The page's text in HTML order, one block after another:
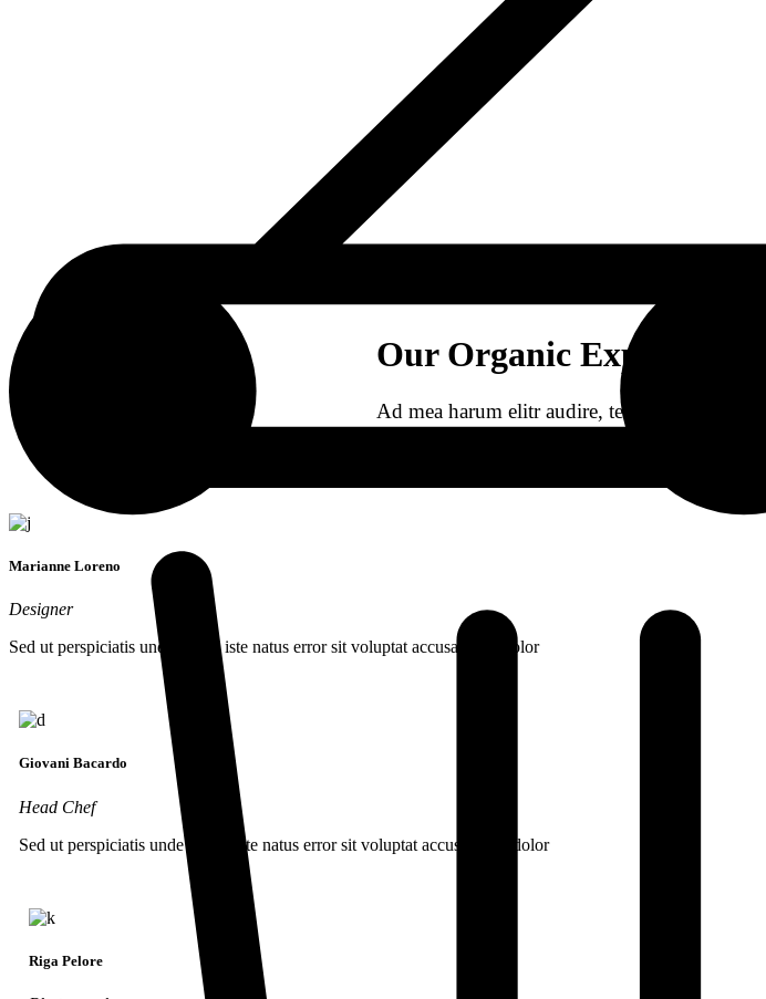
Our Organic Experts
Ad mea harum elitr audire, te mea invidunt
Marianne Loreno
Designer
Sed ut perspiciatis unde omnis iste natus error sit voluptat accusantium dolor
Giovani Bacardo
Head Chef
Sed ut perspiciatis unde omnis iste natus error sit voluptat accusantium dolor
Riga Pelore